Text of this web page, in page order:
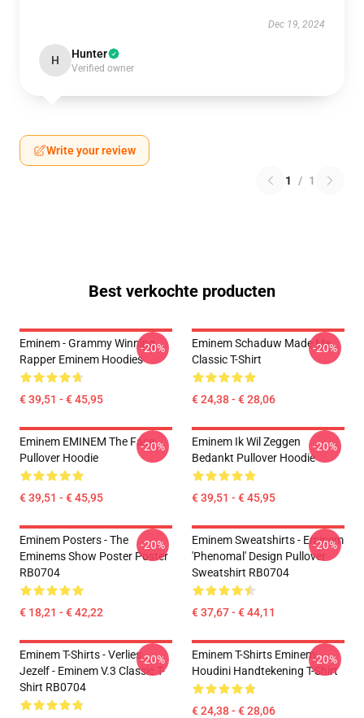
Dec 19, 2024
H Hunter
Verified owner
Write your review
1 / 1
Best verkochte producten
Eminem - Grammy Winning
Rapper Eminem Hoodies
€ 39,51 - € 45,95
-20%
Eminem Schaduw Made Me
Classic T-Shirt
€ 24,38 - € 28,06
-20%
Eminem EMINEM The Face
Pullover Hoodie
€ 39,51 - € 45,95
-20%
Eminem Ik Wil Zeggen
Bedankt Pullover Hoodie
€ 39,51 - € 45,95
-20%
Eminem Posters - The
Eminems Show Poster Poster
RB0704
€ 18,21 - € 42,22
-20%
Eminem Sweatshirts - Eminem
'Phenomal' Design Pullover
Sweatshirt RB0704
€ 37,67 - € 44,11
-20%
Eminem T-Shirts - Verlies
Jezelf - Eminem V.3 Classic T-
Shirt RB0704
-20%
Eminem T-Shirts Eminem
Houdini Handtekening T-Shirt
€ 24,38 - € 28,06
-20%